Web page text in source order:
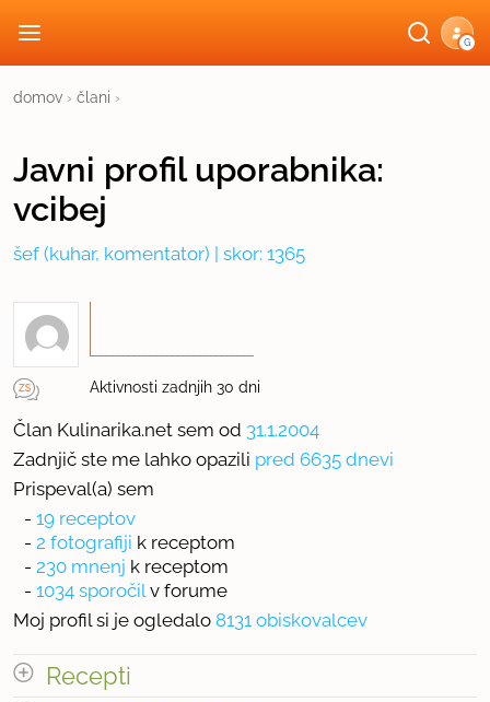
G
domov › člani ›
Javni profiluporabnika:
vcibej
šef (kuhar, komentator) | skor: 1365
Aktivnosti zadnjih 30 dni
Član Kulinarika.net sem od 31.1.2004
Zadnjič ste me lahko opazili pred 6635 dnevi
Prispeval(a) sem
- 19 receptov
- 2 fotografiji k receptom
- 230 mnenj k receptom
- 1034 sporočil v forume
Moj profil si je ogledalo 8131 obiskovalcev
Recepti